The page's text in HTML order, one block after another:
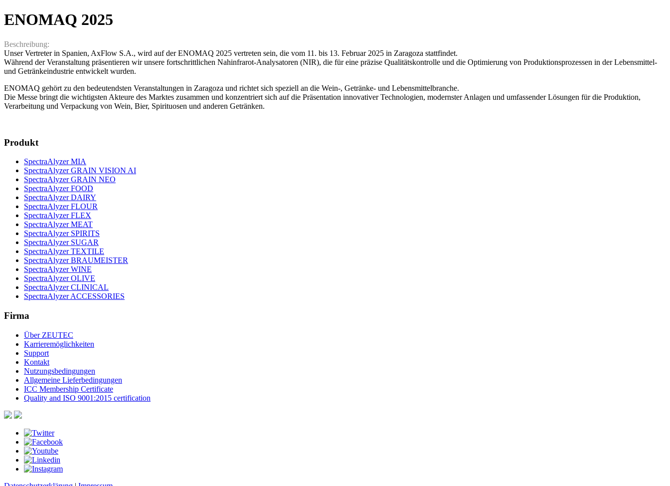
ENOMAQ 2025
Beschreibung:
Unser Vertreter in Spanien, AxFlow S.A., wird auf der ENOMAQ 2025 vertreten sein, die vom 11. bis 13. Februar 2025 in Zaragoza stattfindet.
Während der Veranstaltung präsentieren wir unsere fortschrittlichen Nahinfrarot-Analysatoren (NIR), die für eine präzise Qualitätskontrolle und die Optimierung von Produktionsprozessen in der Lebensmittel-
und Getränkeindustrie entwickelt wurden.
ENOMAQ gehört zu den bedeutendsten Veranstaltungen in Zaragoza und richtet sich speziell an die Wein-, Getränke- und Lebensmittelbranche.
Die Messe bringt die wichtigsten Akteure des Marktes zusammen und konzentriert sich auf die Präsentation innovativer Technologien, modernster Anlagen und umfassender Lösungen für die Produktion,
Verarbeitung und Verpackung von Wein, Bier, Spirituosen und anderen Getränken.
Produkt
SpectraAlyzer MIA
SpectraAlyzer GRAIN VISION AI
SpectraAlyzer GRAIN NEO
SpectraAlyzer FOOD
SpectraAlyzer DAIRY
SpectraAlyzer FLOUR
SpectraAlyzer FLEX
SpectraAlyzer MEAT
SpectraAlyzer SPIRITS
SpectraAlyzer SUGAR
SpectraAlyzer TEXTILE
SpectraAlyzer BRAUMEISTER
SpectraAlyzer WINE
SpectraAlyzer OLIVE
SpectraAlyzer CLINICAL
SpectraAlyzer ACCESSORIES
Firma
Über ZEUTEC
Karrieremöglichkeiten
Support
Kontakt
Nutzungsbedingungen
Allgemeine Lieferbedingungen
ICC Membership Certificate
Quality and ISO 9001:2015 certification